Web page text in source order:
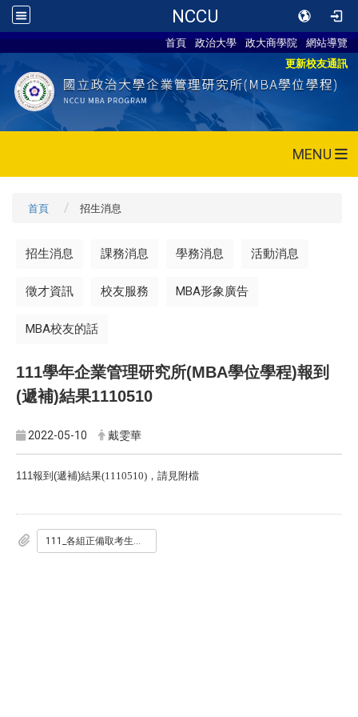
NCCU
首頁 政治大學 政大商學院
網站導覽
更新校友通訊
MENU
首頁 招生消息
招生消息 課務消息 學務消息 活動消息
徵才資訊 校友服務 MBA形象廣告
MBA校友的話
111學年企業管理研究所(MBA學位學程)報到
(遞補)結果1110510
2022-05-10 戴雯華
111 報到 (遞補)結果(1110510)，請見附檔